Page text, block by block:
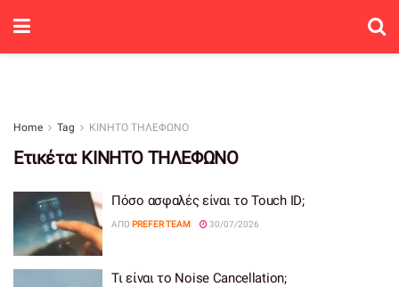
Home Tag ΚΙΝΗΤΟ ΤΗΛΕΦΩΝΟ
Ετικέτα: ΚΙΝΗΤΟ ΤΗΛΕΦΩΝΟ
Πόσο ασφαλές είναι το Touch ID;
ΑΠΌ PREFER TEAM 30/07/2026
Τι είναι το Noise Cancellation;